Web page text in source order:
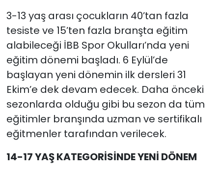
3-13 yaş arası çocukların 40’tan fazla
tesiste ve 15’ten fazla branşta eğitim
alabileceği İBB Spor Okulları’nda yeni
eğitim dönemi başladı. 6 Eylül’de
başlayan yeni dönemin ilk dersleri 31
Ekim’e dek devam edecek. Daha önceki
sezonlarda olduğu gibi bu sezon da tüm
eğitimler branşında uzman ve sertifikalı
eğitmenler tarafından verilecek.
14-17 YAŞ KATEGORİSİNDE YENİ DÖNEM